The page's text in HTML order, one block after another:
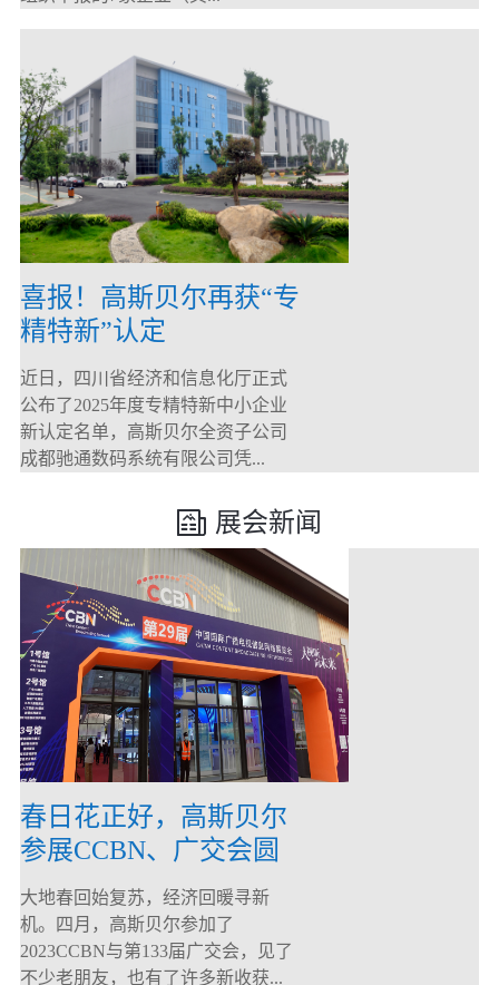
喜报！高斯贝尔再获“专
精特新”认定
近日，四川省经济和信息化厅正式
公布了2025年度专精特新中小企业
新认定名单，高斯贝尔全资子公司
成都驰通数码系统有限公司凭...
展会新闻
春日花正好，高斯贝尔
参展CCBN、广交会圆
满落幕！
大地春回始复苏，经济回暖寻新
机。四月，高斯贝尔参加了
2023CCBN与第133届广交会，见了
不少老朋友，也有了许多新收获...